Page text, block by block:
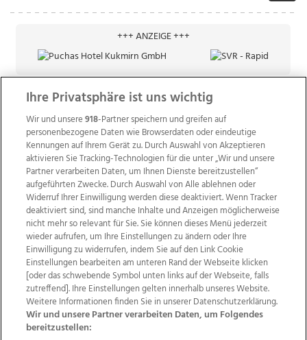
+++ ANZEIGE +++
Wir über uns Mediadaten Kontakt
Jobs
Datenschutz
Impressum
AGB Anzeigekunden
AGB Website
Ehrenkodex Politische Werbung
Ihre Privatsphäre ist uns wichtig
Wir und unsere918-Partner speichern und greifen auf
personenbezogene Daten wie Browserdaten oder eindeutige
Kennungen auf Ihrem Gerät zu. Durch Auswahl von Akzeptieren
aktivieren Sie Tracking-Technologien für die unter „Wir und unsere
Partner verarbeiten Daten, um Ihnen Dienste bereitzustellen“
aufgeführten Zwecke. Durch Auswahl von Alle ablehnen oder
Widerruf Ihrer Einwilligung werden diese deaktiviert. Wenn Tracker
deaktiviert sind, sind manche Inhalte und Anzeigen möglicherweise
nicht mehr so relevant für Sie. Sie können dieses Menü jederzeit
wieder aufrufen, um Ihre Einstellungen zu ändern oder Ihre
Einwilligung zu widerrufen, indem Sie auf den Link Cookie
Einstellungen bearbeiten am unteren Rand der Webseite klicken
[oder das schwebende Symbol unten links auf der Webseite, falls
zutreffend]. Ihre Einstellungen gelten innerhalb unseres Website.
Weitere Informationen finden Sie in unserer Datenschutzerklärung.
Wir und unsere Partner verarbeiten Daten, um Folgendes
bereitzustellen: